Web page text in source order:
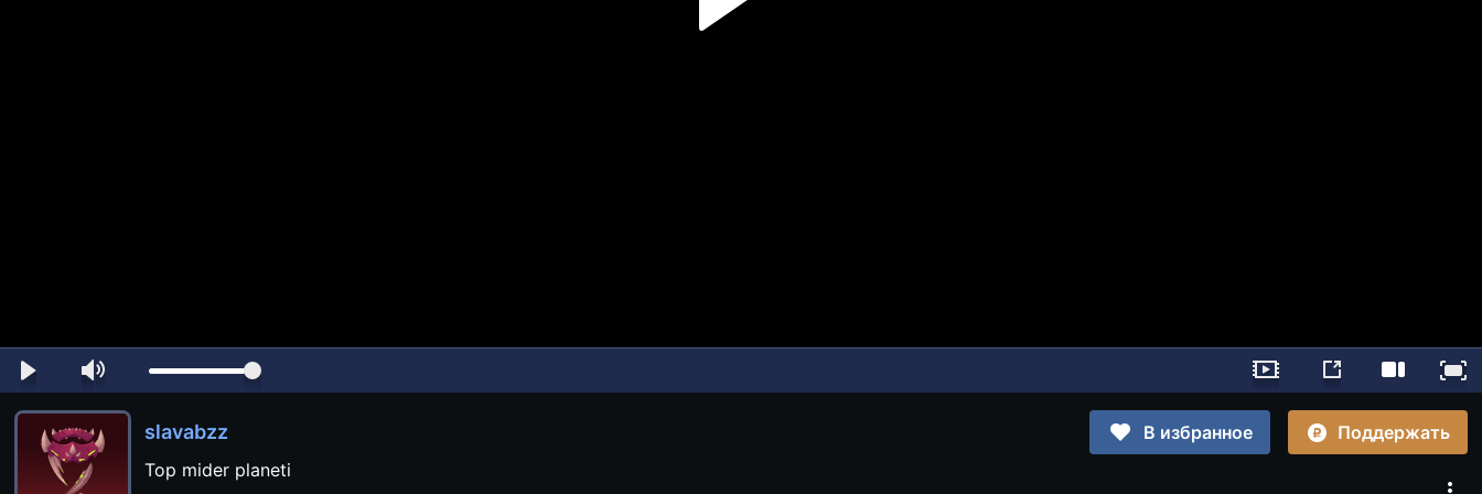
slavabzz В избранное
Поддержать
Top mider planeti